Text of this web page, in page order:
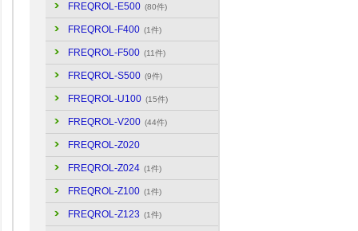
FREQROL-E500 (80件)
FREQROL-F400 (1件)
FREQROL-F500 (11件)
FREQROL-S500 (9件)
FREQROL-U100 (15件)
FREQROL-V200 (44件)
FREQROL-Z020
FREQROL-Z024 (1件)
FREQROL-Z100 (1件)
FREQROL-Z123 (1件)